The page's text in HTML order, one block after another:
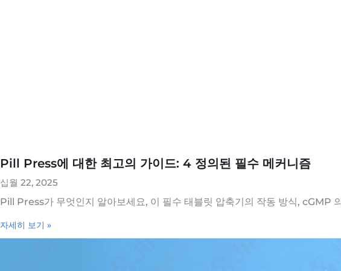
Pill Press에 대한 최고의 가이드: 4 정의된 필수 메커니즘
십월 22, 2025
Pill Press가 무엇인지 알아보세요, 이 필수 태블릿 압축기의 작동 방식, cGMP
자세히 보기 »